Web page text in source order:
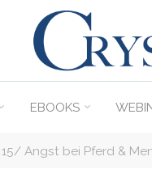
EBOOKS
Angst bei Pferd &